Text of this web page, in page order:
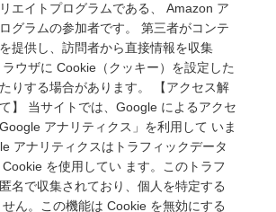
エイトプログラムである、 Amazon ア
グラムの参加者です。 第三者がコンテ
提供し、訪問者から直接情報を収集
ウザに Cookie（クッキー）を設定した
りする場合があります。 【アクセス解
】 当サイトでは、Google によるアクセ
アナリティクス」を利用して いま
アナリティクスはトラフィックデータ
を使用してい ます。このトラフ
名で収集されており、個人を特定する
ん。この機能は Cookie を無効にする